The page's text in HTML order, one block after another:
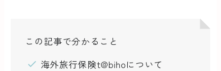
この記事で分かること
海外旅行保険t@bihoについて